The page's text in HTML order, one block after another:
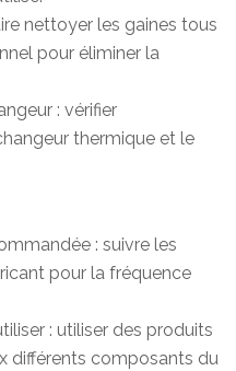
nettoyer les gaines tous
pour éliminer la
: vérifier
thermique et le
: suivre les
pour la fréquence
: utiliser des produits
différents composants du